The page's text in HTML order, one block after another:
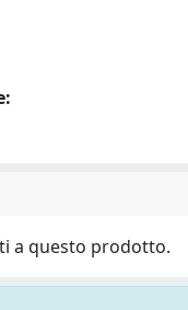
a questo prodotto.